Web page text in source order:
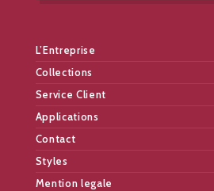
L’Entreprise
Collections
Service Client
Applications
Contact
Styles
Mention legale